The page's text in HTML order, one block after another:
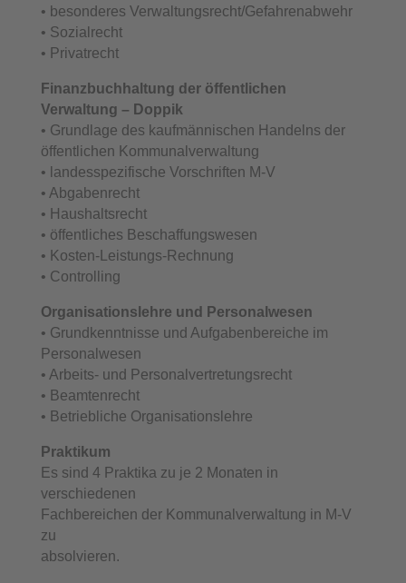
• besonderes Verwaltungsrecht/Gefahrenabwehr
• Sozialrecht
• Privatrecht
Finanzbuchhaltung der öffentlichen
Verwaltung – Doppik
• Grundlage des kaufmännischen Handelns der
öffentlichen Kommunalverwaltung
• landesspezifische Vorschriften M-V
• Abgabenrecht
• Haushaltsrecht
• öffentliches Beschaffungswesen
• Kosten-Leistungs-Rechnung
• Controlling
Organisationslehre und Personalwesen
• Grundkenntnisse und Aufgabenbereiche im
Personalwesen
• Arbeits- und Personalvertretungsrecht
• Beamtenrecht
• Betriebliche Organisationslehre
Praktikum
Es sind 4 Praktika zu je 2 Monaten in
verschiedenen
Fachbereichen der Kommunalverwaltung in M-V
zu
absolvieren.